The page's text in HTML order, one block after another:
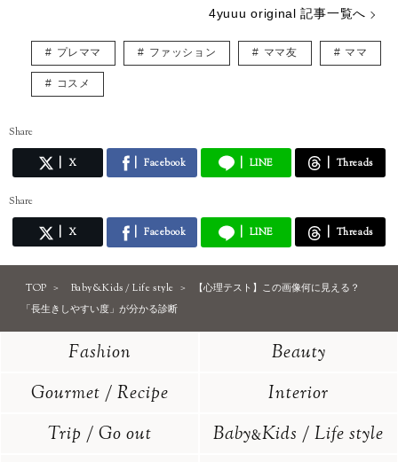
4yuuu original 記事一覧へ
プレママ ファッション ママ友 ママ
コスメ
Share
X Facebook LINE Threads
Share
X Facebook LINE Threads
TOP Baby&Kids / Life style
【心理テスト】この画像何に見える？
「長生きしやすい度」が分かる診断
Fashion
Beauty
Gourmet / Recipe
Interior
Trip / Go out
Baby&Kids / Life style